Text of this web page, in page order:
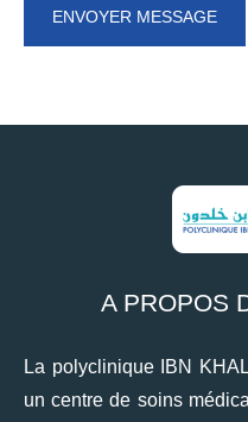
A PROPOS
La polyclinique IBN
un centre de soins